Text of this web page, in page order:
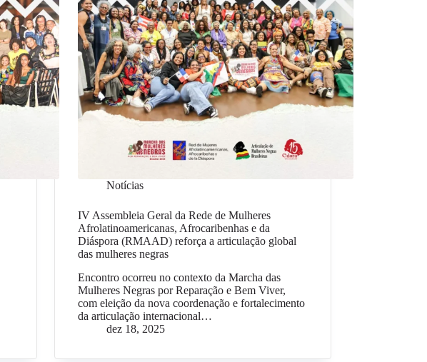
Notícias
IV Assembleia Geral da Rede de Mulheres
Afrolatinoamericanas, Afrocaribenhas e da
Diáspora (RMAAD) reforça a articulação global
das mulheres negras
Encontro ocorreu no contexto da Marcha das
Mulheres Negras por Reparação e Bem Viver,
com eleição da nova coordenação e fortalecimento
da articulação internacional…
dez 18, 2025